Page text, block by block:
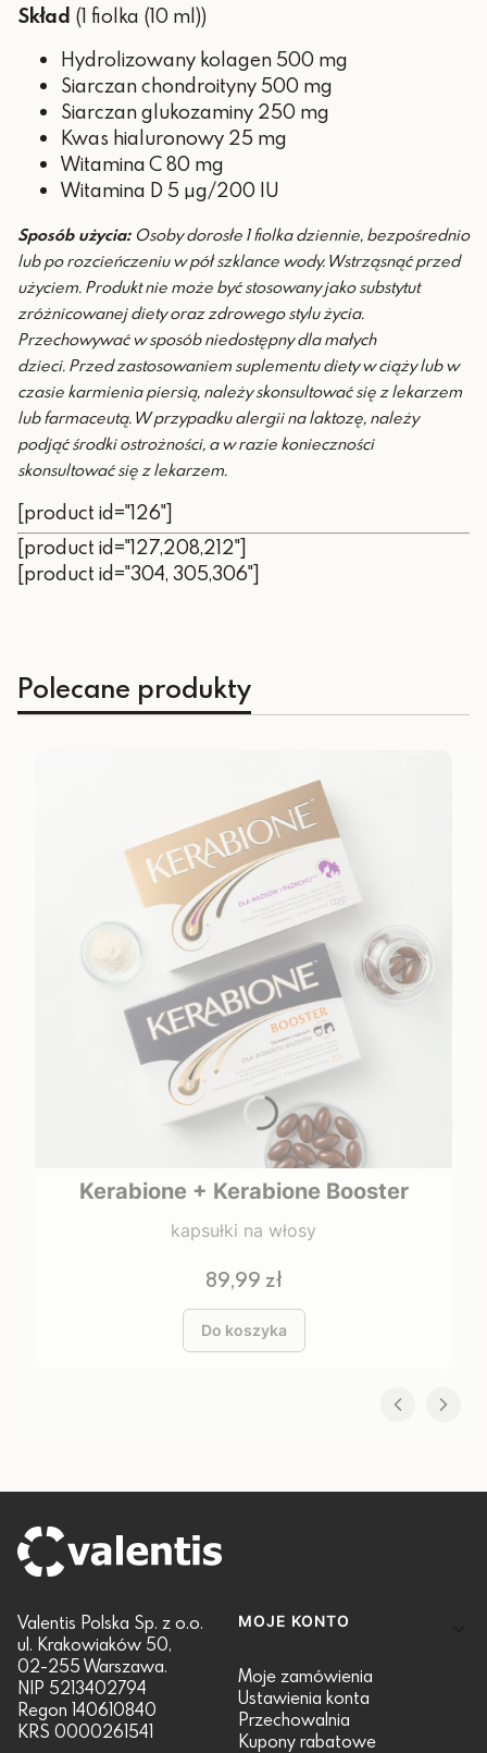
Skład (1 fiolka (10 ml))
Hydrolizowany kolagen 500 mg
Siarczan chondroityny 500 mg
Siarczan glukozaminy 250 mg
Kwas hialuronowy 25 mg
Witamina C 80 mg
Witamina D 5 µg/200 IU
Sposób użycia: Osoby dorosłe 1 fiolka dziennie, bezpośrednio
lub po rozcieńczeniu w pół szklance wody. Wstrząsnąć przed
użyciem. Produkt nie może być stosowany jako substytut
zróżnicowanej diety oraz zdrowego stylu życia.
Przechowywać w sposób niedostępny dla małych
dzieci. Przed zastosowaniem suplementu diety w ciąży lub w
czasie karmienia piersią, należy skonsultować się z lekarzem
lub farmaceutą. W przypadku alergii na laktozę, należy
podjąć środki ostrożności, a w razie konieczności
skonsultować się z lekarzem.
[product id="126"]
[product id="127,208,212"]
[product id="304, 305,306"]
Polecane produkty
Kerabione + Kerabione Booster
kapsułki na włosy
Cena
89,99 zł
Do koszyka
Valentis Polska Sp. z o.o.
ul. Krakowiaków 50,
02-255 Warszawa.
NIP 5213402794
Regon 140610840
KRS 0000261541
Linki w stopce
MOJE KONTO
Moje zamówienia
Ustawienia konta
Przechowalnia
Kupony rabatowe